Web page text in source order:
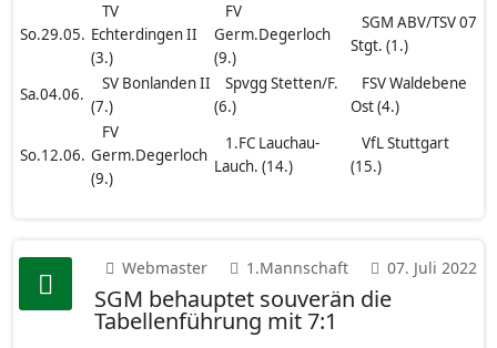
So.29.05.
TV
Echterdingen II
(3.)
FV
Germ.Degerloch
(9.)
SGM ABV/TSV 07
Stgt. (1.)
Sa.04.06.
SV Bonlanden II
(7.)
Spvgg Stetten/F.
(6.)
FSV Waldebene
Ost (4.)
So.12.06.
FV
Germ.Degerloch
(9.)
1.FC Lauchau-
Lauch. (14.)
VfL Stuttgart
(15.)
Webmaster 1.Mannschaft 07. Juli 2022
SGM behauptet souverän die
Tabellenführung mit 7:1